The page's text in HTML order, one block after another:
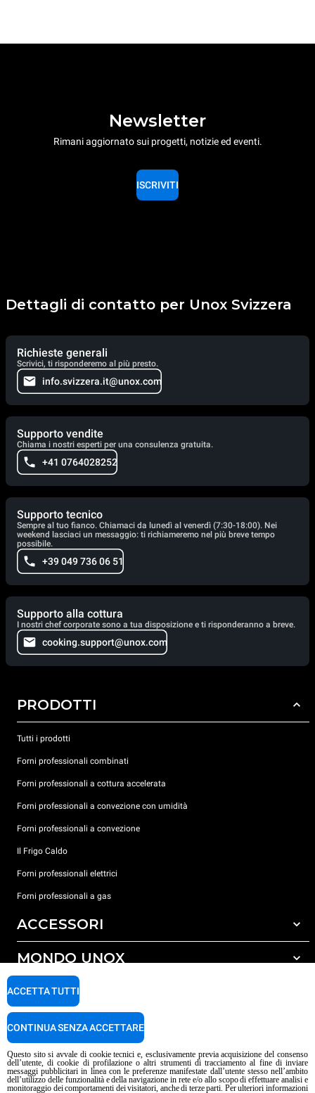
Newsletter
Rimani aggiornato sui progetti, notizie ed eventi.
ISCRIVITI
Dettagli di contatto per Unox Svizzera
Richieste generali
Scrivici, ti risponderemo al più presto.
info.svizzera.it@unox.com
Supporto vendite
Chiama i nostri esperti per una consulenza gratuita.
+41 0764028252
Supporto tecnico
Sempre al tuo fianco. Chiamaci da lunedì al venerdì (7:30-18:00). Nei
weekend lasciaci un messaggio: ti richiameremo nel più breve tempo
possibile.
+39 049 736 06 51
Supporto alla cottura
I nostri chef corporate sono a tua disposizione e ti risponderanno a breve.
cooking.support@unox.com
PRODOTTI
Tutti i prodotti
Forni professionali combinati
Forni professionali a cottura accelerata
Forni professionali a convezione con umidità
Forni professionali a convezione
Il Frigo Caldo
Forni professionali elettrici
Forni professionali a gas
ACCESSORI
Tutti gli accessori
Detergenti per lavaggio automatico
Detergenti per lavaggio manuale
Trattamento acqua con filtro a resine
MONDO UNOX
Le nostre sedi nel mondo
SUPPORTO
Garanzia Unox
Trova Centri Service
Informativa sui contenuti IA
Privacy policy Cookie policy
Questo sito si avvale di cookie tecnici e, esclusivamente previa acquisizione del consenso
dell’utente, di cookie di profilazione o altri strumenti di tracciamento al fine di inviare
messaggi pubblicitari in linea con le preferenze manifestate dall’utente stesso nell’ambito
dell’utilizzo delle funzionalità e della navigazione in rete e/o allo scopo di effettuare analisi e
monitoraggio dei comportamenti dei visitatori, anche di terze parti. Per ulteriori informazioni
ACCETTA TUTTI
CONTINUA SENZA ACCETTARE